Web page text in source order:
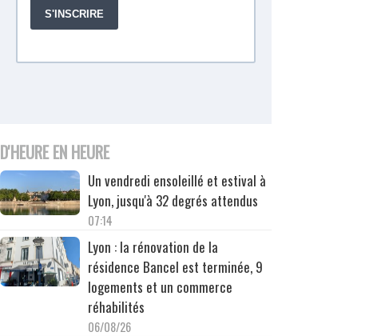
D'HEURE EN HEURE
Un vendredi ensoleillé et estival à
Lyon, jusqu'à 32 degrés attendus
07:14
Lyon : la rénovation de la
résidence Bancel est terminée, 9
logements et un commerce
réhabilités
06/08/26